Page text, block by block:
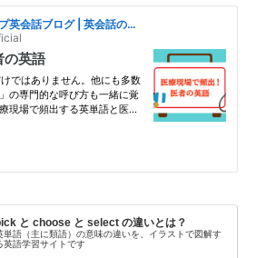
と choose と select の違いとは？
単語（主に類語）の意味の違いを、イラストで図解す
英語学習サイトです